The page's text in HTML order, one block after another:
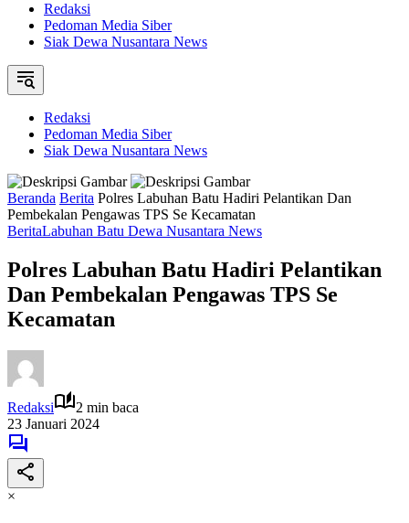
Redaksi
Pedoman Media Siber
Siak Dewa Nusantara News
Redaksi
Pedoman Media Siber
Siak Dewa Nusantara News
Beranda Berita Polres Labuhan Batu Hadiri Pelantikan Dan
Pembekalan Pengawas TPS Se Kecamatan
BeritaLabuhan Batu Dewa Nusantara News
Polres Labuhan Batu Hadiri Pelantikan
Dan Pembekalan Pengawas TPS Se
Kecamatan
Redaksi
2 min baca
23 Januari 2024
×